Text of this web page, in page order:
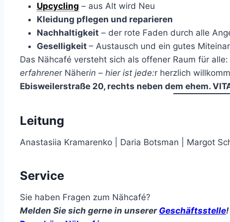
Upcycling – aus Alt wird Neu
Kleidung pflegen und reparieren
Nachhaltigkeit – der rote Faden durch alle
Geselligkeit – Austausch und ein gutes
Das Nähcafé versteht sich als offener Raum für
erfahrener Näherin – hier ist jede:r herzlich
Ebisweilerstraße 20, rechts neben dem ehem.
Leitung
Anastasiia Kramarenko | Daria Botsman | Margot
Service
Sie haben Fragen zum Nähcafé?
Melden Sie sich gerne in unserer Geschäftsstelle!